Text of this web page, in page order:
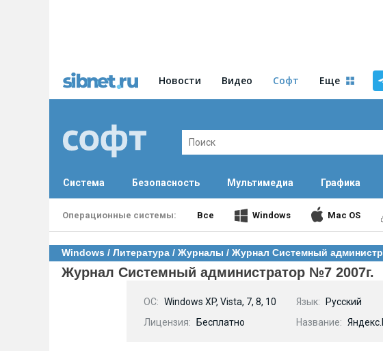
Новости Видео Софт Еще
Система Безопасность Мультимедиа Графика
Все Windows Mac OS
Windows / Литература / Журналы / Журнал Системный
Журнал Системный администратор №7 2007г.
OC: Windows XP, Vista, 7, 8, 10
Лицензия:
Бесплатно
Язык:
Русский
Название: